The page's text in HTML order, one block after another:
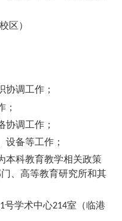
区）
协调工作；
；
协调工作；
设备等工作；
本科教育教学相关政策
、高等教育研究所和其
号学术中心214室（临港